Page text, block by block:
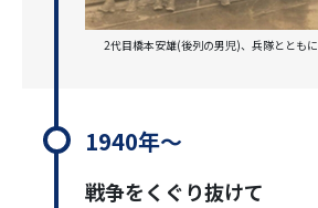
2代目橋本安雄(後列の男児)、兵隊とともに
1940年～
戦争をくぐり抜けて